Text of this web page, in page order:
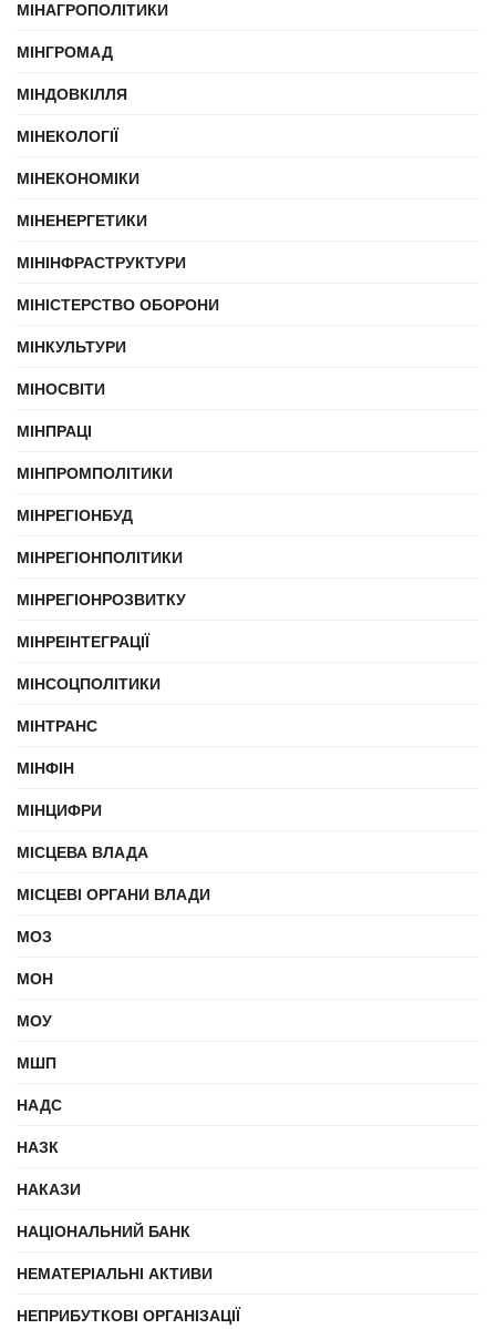
МІНАГРОПОЛІТИКИ
МІНГРОМАД
МІНДОВКІЛЛЯ
МІНЕКОЛОГІЇ
МІНЕКОНОМІКИ
МІНЕНЕРГЕТИКИ
МІНІНФРАСТРУКТУРИ
МІНІСТЕРСТВО ОБОРОНИ
МІНКУЛЬТУРИ
МІНОСВІТИ
МІНПРАЦІ
МІНПРОМПОЛІТИКИ
МІНРЕГІОНБУД
МІНРЕГІОНПОЛІТИКИ
МІНРЕГІОНРОЗВИТКУ
МІНРЕІНТЕГРАЦІЇ
МІНСОЦПОЛІТИКИ
МІНТРАНС
МІНФІН
МІНЦИФРИ
МІСЦЕВА ВЛАДА
МІСЦЕВІ ОРГАНИ ВЛАДИ
МОЗ
МОН
МОУ
МШП
НАДС
НАЗК
НАКАЗИ
НАЦІОНАЛЬНИЙ БАНК
НЕМАТЕРІАЛЬНІ АКТИВИ
НЕПРИБУТКОВІ ОРГАНІЗАЦІЇ